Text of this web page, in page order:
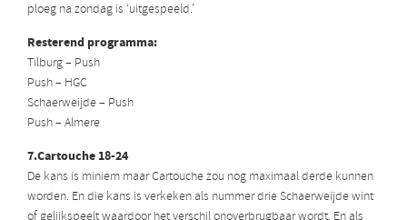
ploeg na zondag is ‘uitgespeeld.’
Resterend programma:
Tilburg – Push
Push – HGC
Schaerweijde – Push
Push – Almere
7.Cartouche 18-24
De kans is miniem maar Cartouche zou nog maximaal derde kunnen
worden. En die kans is verkeken als nummer drie Schaerweijde wint